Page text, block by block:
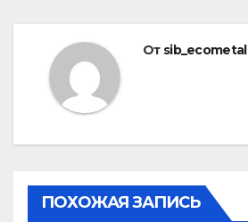
От sib_ecometal
ПОХОЖАЯ ЗАПИСЬ